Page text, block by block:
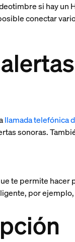
si hay
conectar
llamada telefónica
sonoras.
te permite
por